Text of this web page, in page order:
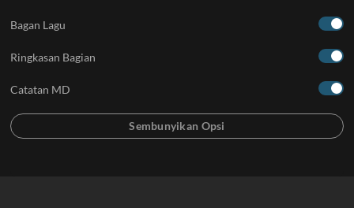
Bagan Lagu
Ringkasan Bagian
Catatan MD